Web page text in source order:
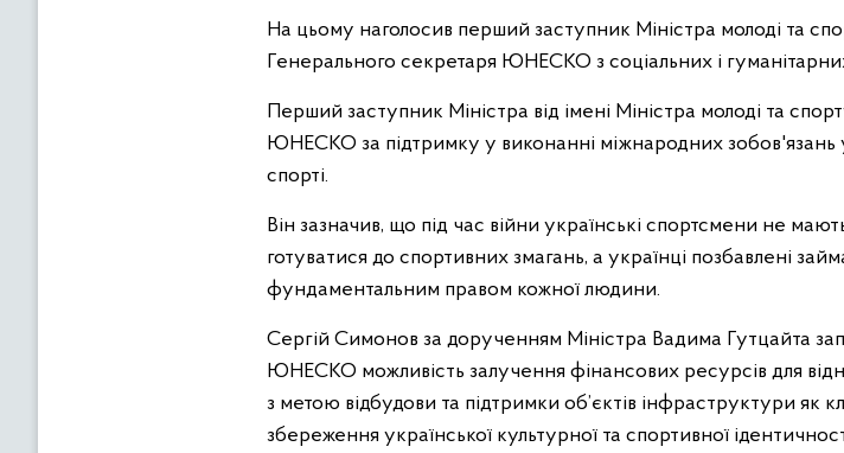
На цьому наголосив перший заступник Міністра молоді та
Генерального секретаря ЮНЕСКО з соціальних і
Перший заступник Міністра від імені Міністра молоді та
ЮНЕСКО за підтримку у виконанні міжнародних зобов'язань
спорті.
Він зазначив, що під час війни українські спортсмени не
готуватися до спортивних змагань, а українці позбавлені
фундаментальним правом кожної людини.
Сергій Симонов за дорученням Міністра Вадима Гутцайта
ЮНЕСКО можливість залучення фінансових ресурсів для
з метою відбудови та підтримки об’єктів інфраструктури як
збереження української культурної та спортивної